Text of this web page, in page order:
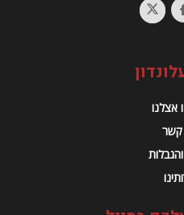
אצלנו
קשר